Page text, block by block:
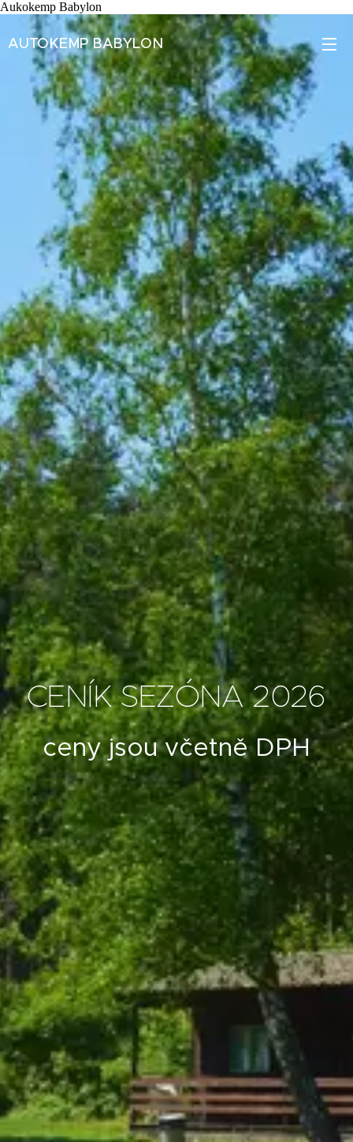
Aukokemp Babylon
AUTOKEMP BABYLON
CENÍK SEZÓNA 2026
ceny jsou včetně DPH